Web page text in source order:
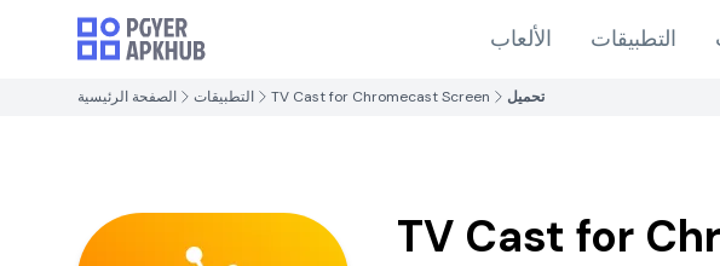
الألعاب التطبيقات
الصفحة الرئيسية التطبيقات TV Cast for Chromecast Screen تحميل
TV Cast for